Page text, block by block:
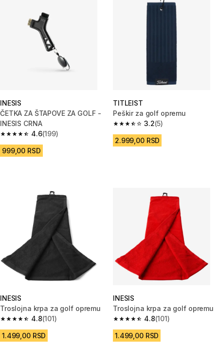
INESIS
ČETKA ZA ŠTAPOVE ZA GOLF -
INESIS CRNA
4.6
4.6 od 5 zvezdica from 199 Recenzije
(199)
999,00 RSD
TITLEIST
Peškir za golf opremu
3.2
3.2 od 5 zvezdica from 5
(5)
2.999,00 RSD
INESIS
Troslojna krpa za golf opremu
4.8
4.8 od 5 zvezdica from 101 Recenzije
(101)
1.499,00 RSD
INESIS
Troslojna krpa za golf opremu
4.8
4.8 od 5 zvezdica from 101
(101)
1.499,00 RSD